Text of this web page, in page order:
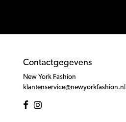
Contactgegevens
New York Fashion
klantenservice@newyorkfashion.nl